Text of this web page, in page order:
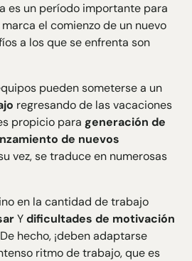
es un período importante para
el comienzo de un nuevo
a los que se enfrenta son
pueden someterse a un
regresando de las vacaciones
propicio parageneración de
de nuevos
vez, se traduce en numerosas
en la cantidad de trabajo
Ydificultades de motivación
hecho, ¡deben adaptarse
ritmo de trabajo, que es